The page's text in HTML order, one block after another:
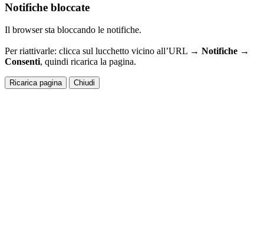
Notifiche bloccate
Il browser sta bloccando le notifiche.
Per riattivarle: clicca sul lucchetto vicino all’URL → Notifiche →
Consenti, quindi ricarica la pagina.
Ricarica pagina Chiudi